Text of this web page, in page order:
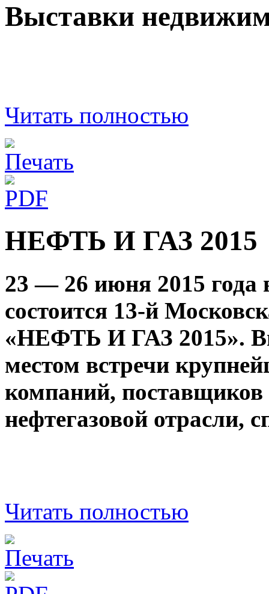
Выставки
Читать полностью
НЕФТЬ И ГАЗ 2015
23 — 26 июня 2015
состоится 13-й
«НЕФТЬ И ГАЗ 2015».
местом встречи
компаний, поставщиков
нефтегазовой отрасли,
Читать полностью